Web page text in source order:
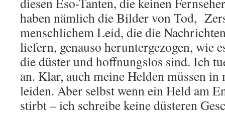
haben nämlich die Bilder von Tod,
menschlichem Leid, die die
liefern, genauso heruntergezogen, wie
die düster und hoffnungslos sind. Ich
an. Klar, auch meine Helden müssen in
leiden. Aber selbst wenn ein Held am
stirbt – ich schreibe keine düsteren